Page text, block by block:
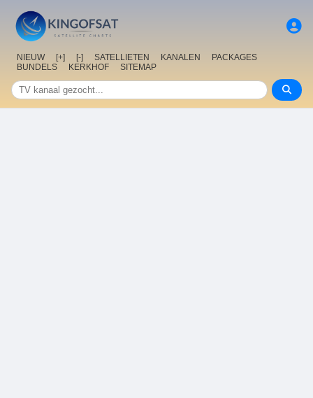
NIEUW [+] [-] SATELLIETEN KANALEN
PACKAGES
BUNDELS
KERKHOF SITEMAP